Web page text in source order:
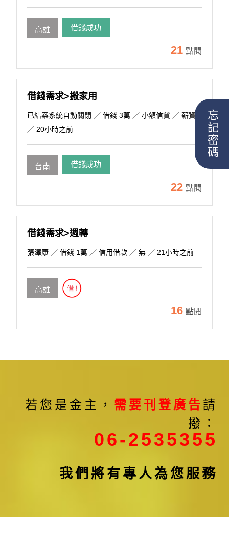
高雄 借錢成功
21 點閱
借錢需求>搬家用
已結案系統自動關閉 ／ 借錢 3萬 ／ 小額信貸 ／ 薪資
／ 20小時之前
台南 借錢成功
22 點閱
借錢需求>週轉
張澤康 ／ 借錢 1萬 ／ 信用借款 ／ 無 ／ 21小時之前
高雄
16 點閱
若您是金主， 需要刊登廣告 請
撥：
06-2535355
我們將有專人為您服務
忘記密碼